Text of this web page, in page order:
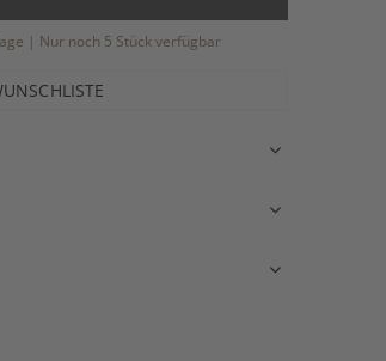
| Nur noch 5 Stück verfügbar